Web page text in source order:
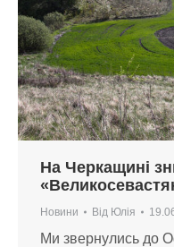
На Черкащині
Новини Від Юлія
Ми звернулись до